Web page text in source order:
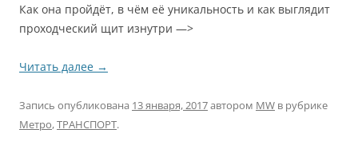
Как она пройдёт, в чём её уникальность и как выглядит
проходческий щит изнутри —>
Читать далее →
Запись опубликована 13 января, 2017автором MW в рубрике
Метро,ТРАНСПОРТ.